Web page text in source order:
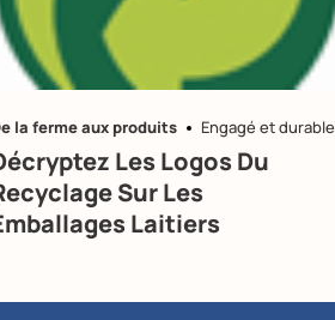
la ferme aux produits Engagé et durable
Les Logos Du
Sur Les
Laitiers